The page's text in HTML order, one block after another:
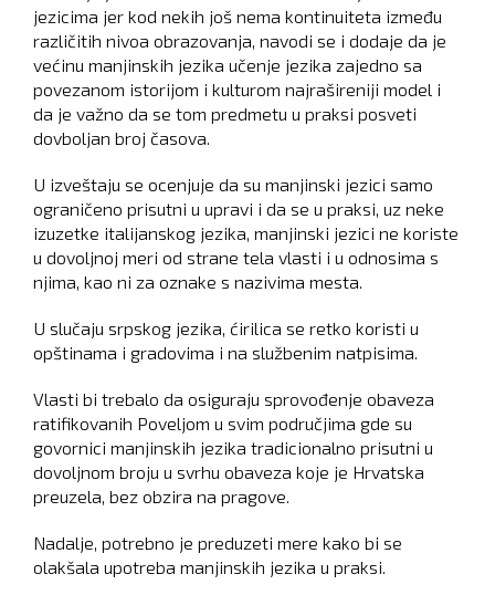
jezicima jer kod nekih još nema kontinuiteta između
različitih nivoa obrazovanja, navodi se i dodaje da je
većinu manjinskih jezika učenje jezika zajedno sa
povezanom istorijom i kulturom najrašireniji model i
da je važno da se tom predmetu u praksi posveti
dovboljan broj časova.
U izveštaju se ocenjuje da su manjinski jezici samo
ograničeno prisutni u upravi i da se u praksi, uz neke
izuzetke italijanskog jezika, manjinski jezici ne koriste
u dovoljnoj meri od strane tela vlasti i u odnosima s
njima, kao ni za oznake s nazivima mesta.
U slučaju srpskog jezika, ćirilica se retko koristi u
opštinama i gradovima i na službenim natpisima.
Vlasti bi trebalo da osiguraju sprovođenje obaveza
ratifikovanih Poveljom u svim područjima gde su
govornici manjinskih jezika tradicionalno prisutni u
dovoljnom broju u svrhu obaveza koje je Hrvatska
preuzela, bez obzira na pragove.
Nadalje, potrebno je preduzeti mere kako bi se
olakšala upotreba manjinskih jezika u praksi.